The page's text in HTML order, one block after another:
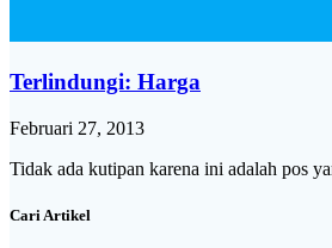
Terlindungi: Harga
Februari 27, 2013
Tidak ada kutipan karena ini adalah pos
Cari Artikel